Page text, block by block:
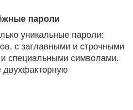
пароли
уникальные пароли:
с заглавными и строчными
специальными символами.
двухфакторную